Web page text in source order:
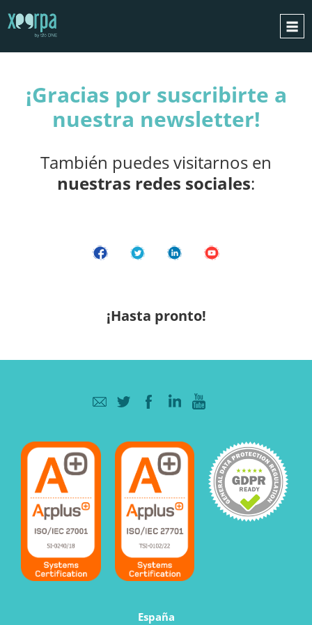
¿CÓMO FUNCIONA?
INTEGRACIONES
RGPD
¡Gracias por suscribirte a
nuestra newsletter!
También puedes visitarnos en
nuestras redes sociales:
¡Hasta pronto!
España